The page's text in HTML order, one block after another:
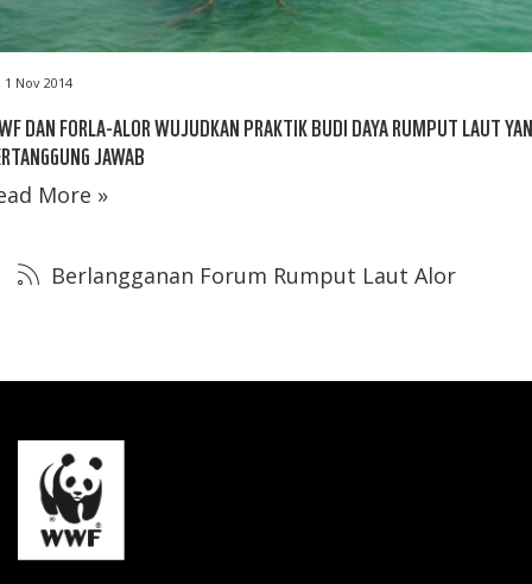
1 Nov 2014
DAN FORLA-ALOR WUJUDKAN PRAKTIK BUDI DAYA RUMPUT LAUT
JAWAB
More »
Berlangganan Forum Rumput Laut Alor